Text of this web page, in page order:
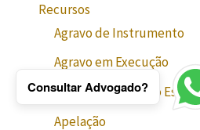
Recursos
Agravo de Instrumento
Agravo em Execução
Agravo em Recurso
Apelação
Consultar Advogado?